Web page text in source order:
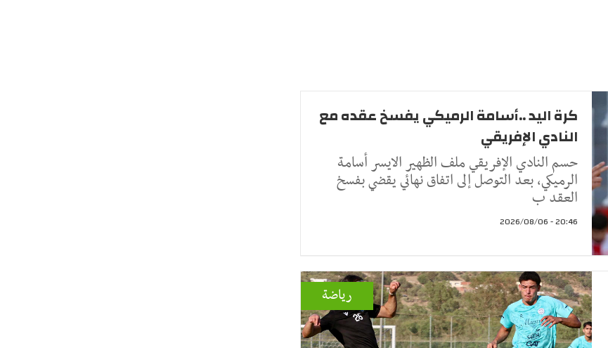
كرة اليد ..أسامة الرميكي يفسخ عقده مع
النادي الإفريقي
حسم النادي الإفريقي ملف الظهير الايسر أسامة
الرميكي، بعد التوصل إلى اتفاق نهائي يقضي بفسخ
العقد ب
20:46 - 2026/08/06
رياضة